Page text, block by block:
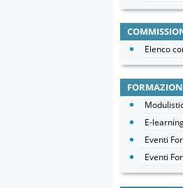
Elenco
E-
Eventi
Eventi